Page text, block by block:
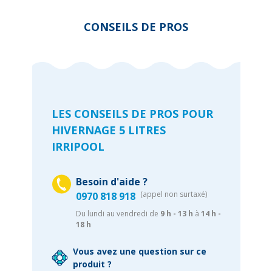
CONSEILS DE PROS
LES CONSEILS DE PROS POUR
HIVERNAGE 5 LITRES
IRRIPOOL
Besoin d'aide ?
0970 818 918 (appel non surtaxé)
Du lundi au vendredi de 9 h - 13 h à 14 h -
18 h
Vous avez une question sur ce
produit ?